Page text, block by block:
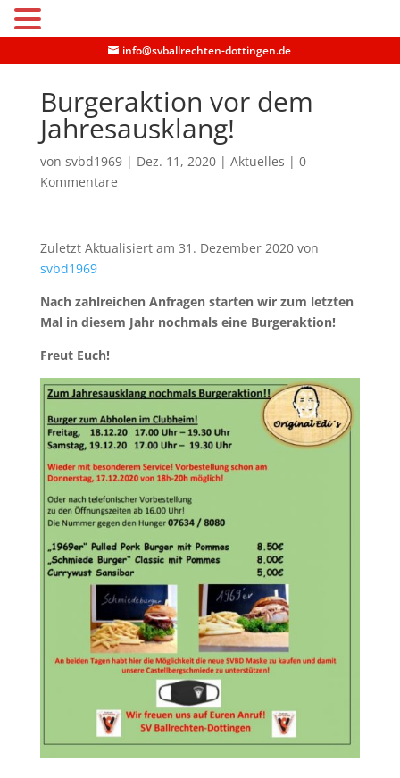
info@svballrechten-dottingen.de
Burgeraktion vor dem
Jahresausklang!
von svbd1969| Dez. 11, 2020| Aktuelles | 0
Kommentare
Zuletzt Aktualisiert am 31. Dezember 2020 von
svbd1969
Nach zahlreichen Anfragen starten wir zum letzten
Mal in diesem Jahr nochmals eine Burgeraktion!
Freut Euch!